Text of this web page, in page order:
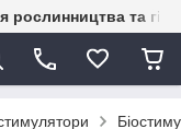
рослинництва та